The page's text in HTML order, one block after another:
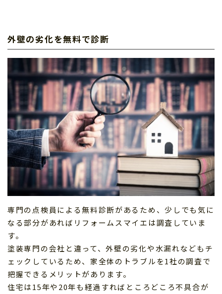
外壁の劣化を無料で診断
専門の点検員による無料診断があるため、少しでも気に
なる部分があればリフォームスマイエは調査していま
す。
塗装専門の会社と違って、外壁の劣化や水漏れなどもチ
ェックしているため、家全体のトラブルを1社の調査で
把握できるメリットがあります。
住宅は15年や20年も経過すればところどころ不具合が